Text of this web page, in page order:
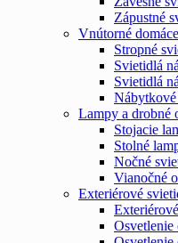
Zápustné
Vnútorné
Stropné
Svietidlá
Svietidlá
Lampy a drobné
Stojacie
Stolné
Nočné
Vianočné
Exteriérové
Osvetlenie